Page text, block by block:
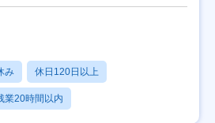
み 休日120日以上
業20時間以内